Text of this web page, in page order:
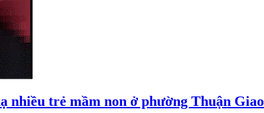
nhiều trẻ mầm non ở phường Thuận Giao